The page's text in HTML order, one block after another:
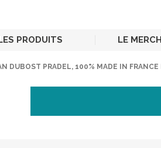
PRODUITS LE
DUBOST PRADEL, 100% MADE IN